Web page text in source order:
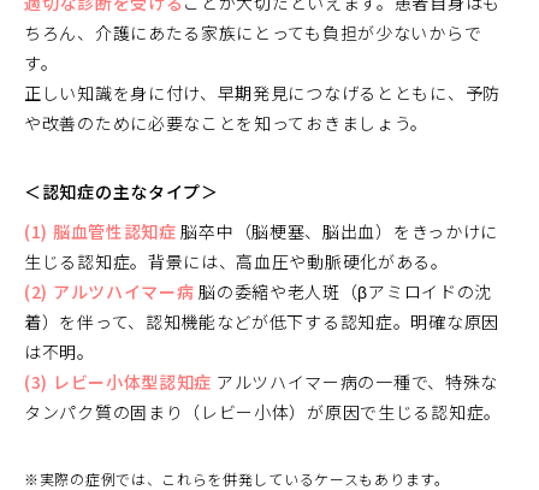
ちろん、介護にあたる家族にとっても負担が少ないからで
す。
正しい知識を身に付け、早期発見につなげるとともに、予防
や改善のために必要なことを知っておきましょう。
＜認知症の主なタイプ＞
(1) 脳血管性認知症 脳卒中（脳梗塞、脳出血）をきっかけに
生じる認知症。背景には、高血圧や動脈硬化がある。
(2) アルツハイマー病 脳の委縮や老人斑（βアミロイドの沈
着）を伴って、認知機能などが低下する認知症。明確な原因
は不明。
(3) レビー小体型認知症 アルツハイマー病の一種で、特殊な
タンパク質の固まり（レビー小体）が原因で生じる認知症。
※実際の症例では、これらを併発しているケースもあります。